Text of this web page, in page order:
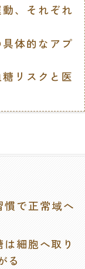
、それぞれ
体的なアプ
リスクと医
慣で正常域へ
細胞へ取り
る